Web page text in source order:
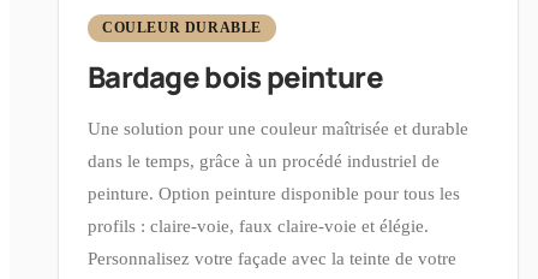
COULEUR DURABLE
Bardage bois peinture
Une solution pour une couleur maîtrisée et durable
dans le temps, grâce à un procédé industriel de
peinture. Option peinture disponible pour tous les
profils : claire-voie, faux claire-voie et élégie.
Personnalisez votre façade avec la teinte de votre